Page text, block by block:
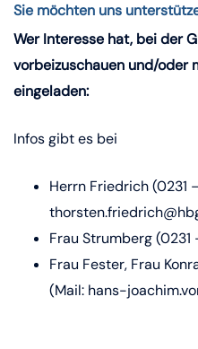
Sie möchten uns
Wer Interesse hat, bei der
vorbeizuschauen und/oder
eingeladen:
Infos gibt es bei
Herrn Friedrich (0231
Frau Strumberg (0231
Frau Fester, Frau
(Mail: hans-